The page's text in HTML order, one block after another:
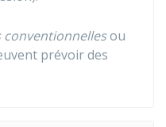
ou
prévoir des